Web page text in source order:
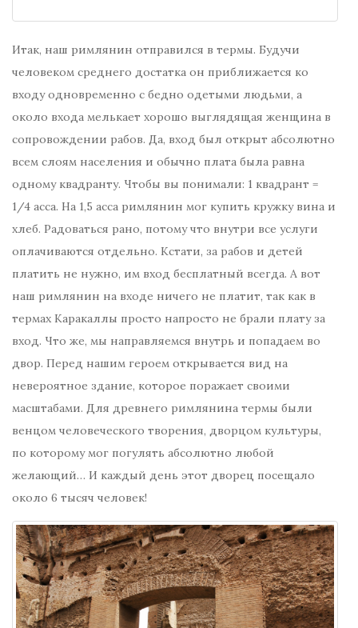
Итак, наш римлянин отправился в термы. Будучи
человеком среднего достатка он приближается ко
входу одновременно с бедно одетыми людьми, а
около входа мелькает хорошо выглядящая женщина в
сопровождении рабов. Да, вход был открыт абсолютно
всем слоям населения и обычно плата была равна
одному квадранту. Чтобы вы понимали: 1 квадрант =
1/4 асса. На 1,5 асса римлянин мог купить кружку вина и
хлеб. Радоваться рано, потому что внутри все услуги
оплачиваются отдельно. Кстати, за рабов и детей
платить не нужно, им вход бесплатный всегда. А вот
наш римлянин на входе ничего не платит, так как в
термах Каракаллы просто напросто не брали плату за
вход. Что же, мы направляемся внутрь и попадаем во
двор. Перед нашим героем открывается вид на
невероятное здание, которое поражает своими
масштабами. Для древнего римлянина термы были
венцом человеческого творения, дворцом культуры,
по которому мог погулять абсолютно любой
желающий… И каждый день этот дворец посещало
около 6 тысяч человек!